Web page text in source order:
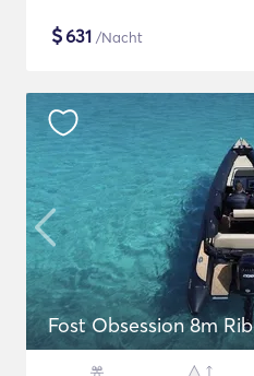
$631 /Nacht
Fost Obsession 8m Rib